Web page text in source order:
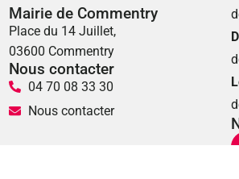
Mairie de Commentry
Place du 14 Juillet,
03600 Commentry
Nous contacter
04 70 08 33 30
Nous contacter